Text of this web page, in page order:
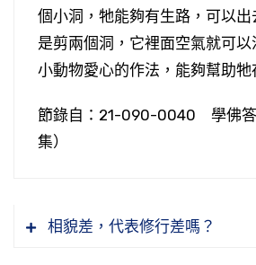
個小洞，牠能夠有生路，可以
是剪兩個洞，它裡面空氣就可
小動物愛心的作法，能夠幫助牠
節錄自：21-090-0040 學佛答
集）
相貌差，代表修行差嗎？